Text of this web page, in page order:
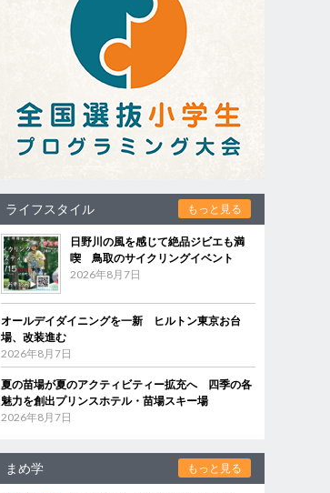
ライフスタイル もっと見る
日野川の風を感じて絶品ジビエも満
喫 鳥取のサイクリングイベント
2026年8月7日
オールデイダイニングを一新 ヒルトン東京お台
場、改装進む
2026年8月7日
夏の苗場が夏のアクティビティー拡充へ 四季の各
魅力を創出プリンスホテル・苗場スキー場
2026年8月7日
まめ学 もっと見る